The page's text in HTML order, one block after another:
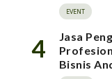
EVENT
4
Jasa
Bisnis